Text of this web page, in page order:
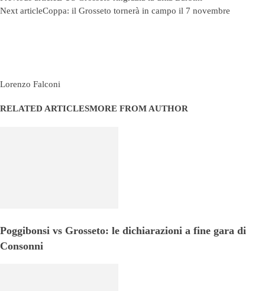
Next articleCoppa: il Grosseto tornerà in campo il 7 novembre
Lorenzo Falconi
RELATED ARTICLESMORE FROM AUTHOR
Poggibonsi vs Grosseto: le dichiarazioni a fine gara di
Consonni